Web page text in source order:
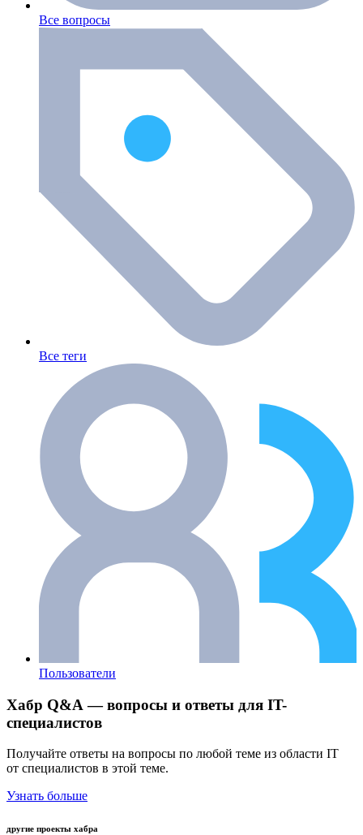
Все вопросы
Все теги
Пользователи
Хабр Q&A — вопросы и ответы для IT-
специалистов
Получайте ответы на вопросы по любой теме из области IT
от специалистов в этой теме.
Узнать больше
другие проекты хабра